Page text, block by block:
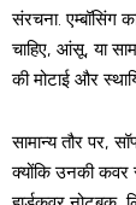
संरचना. एम्बॉसिंग
चाहिए, आंसू, या
की मोटाई और
सामान्य तौर पर,
क्योंकि उनकी कवर